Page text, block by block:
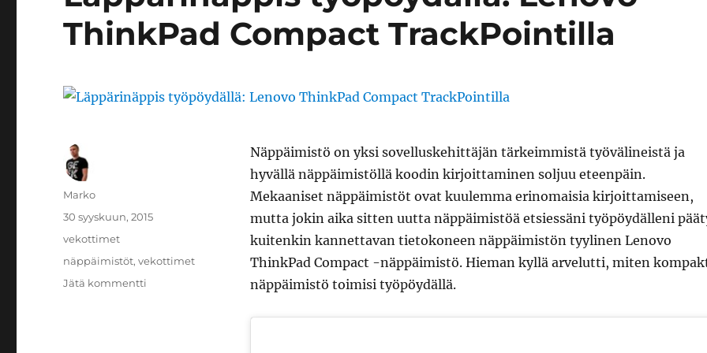
ThinkPad Compact TrackPointilla
Näppäimistö on yksi sovelluskehittäjän tärkeimmistä työvälineistä ja
hyvällä näppäimistöllä koodin kirjoittaminen soljuu eteenpäin.
Mekaaniset näppäimistöt ovat kuulemma erinomaisia kirjoittamiseen,
mutta jokin aika sitten uutta näppäimistöä etsiessäni työpöydälleni
kuitenkin kannettavan tietokoneen näppäimistön tyylinen Lenovo
ThinkPad Compact -näppäimistö. Hieman kyllä arvelutti, miten
näppäimistö toimisi työpöydällä.
Kirjoittaja
Marko
Julkaistu
30 syyskuun, 2015
Kategoriat
vekottimet
Avainsanat
näppäimistöt,vekottimet
Jätä kommentti